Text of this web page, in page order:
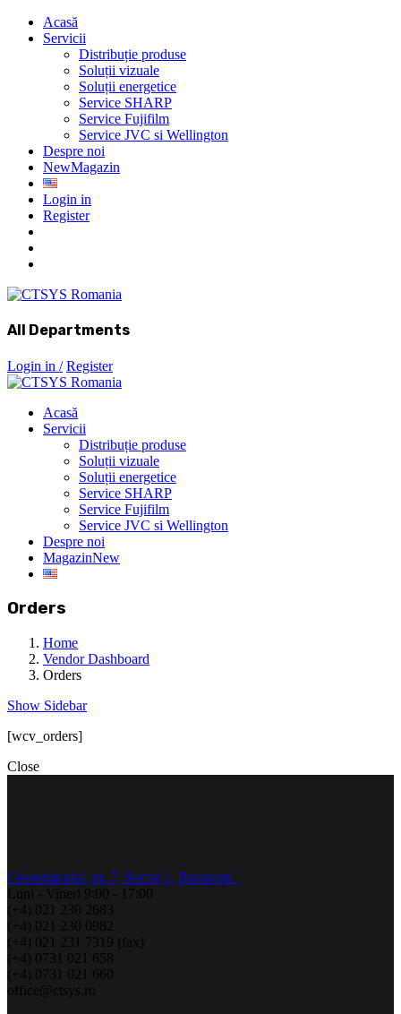
Acasă
Servicii
Distribuție produse
Soluții vizuale
Soluții energetice
Service SHARP
Service Fujifilm
Service JVC si Wellington
Despre noi
NewMagazin
Login in
Register
All Departments
Login in / Register
Acasă
Servicii
Distribuție produse
Soluții vizuale
Soluții energetice
Service SHARP
Service Fujifilm
Service JVC si Wellington
Despre noi
MagazinNew
Orders
Home
Vendor Dashboard
Orders
Show Sidebar
[wcv_orders]
Close
Ceasornicului, nr. 7, Sector 1, București.
Luni - Vineri 9:00 - 17:00
(+4) 021 230 2683
(+4) 021 230 0982
(+4) 021 231 7319 (fax)
(+4) 0731 021 658
(+4) 0731 021 660
office@ctsys.ro